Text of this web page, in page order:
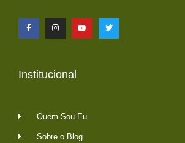
Institucional
Quem Sou Eu
Sobre o Blog